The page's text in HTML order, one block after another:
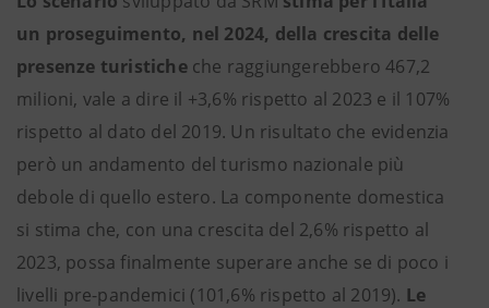
un proseguimento, nel 2024, della crescita delle
presenze turisticheche raggiungerebbero 467,2
milioni, vale a dire il +3,6% rispetto al 2023 e il 107%
rispetto al dato del 2019. Un risultato che evidenzia
però un andamento del turismo nazionale più
debole di quello estero. La componente domestica
si stima che, con una crescita del 2,6% rispetto al
2023, possa finalmente superare anche se di poco i
livelli pre-pandemici (101,6% rispetto al 2019). Le